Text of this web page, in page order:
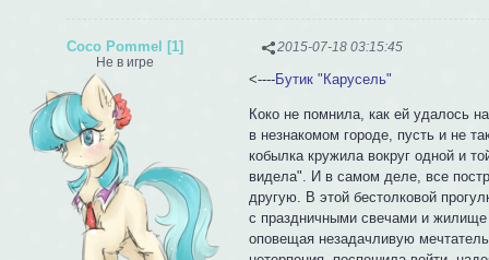
2015-07-18 03:15:45
Coco Pommel [1]
Не в игре
<----Бутик "Карусель"
Коко не помнила, как ей удалось
в незнакомом городе, пусть и не
кобылка кружила вокруг одной и
видела". И в самом деле, все
другую. В этой бестолковой
с праздничными свечами и
оповещая незадачливую